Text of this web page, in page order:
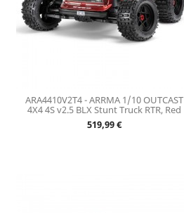
ARA4410V2T4 - ARRMA 1/10 OUTCAST
4X4 4S v2.5 BLX Stunt Truck RTR, Red
Prix
519,99 €